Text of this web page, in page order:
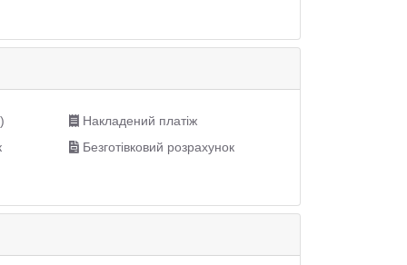
Накладений платіж
Безготівковий розрахунок